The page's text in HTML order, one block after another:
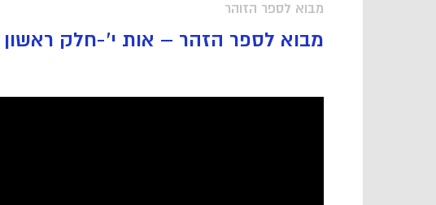
מבוא לספר הזוהר
מבוא לספר הזהר – אות י’-חלק